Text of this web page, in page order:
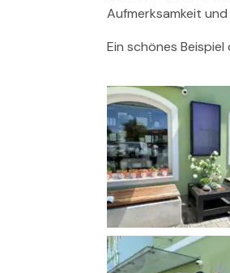
Aufmerksamkeit
Ein schönes